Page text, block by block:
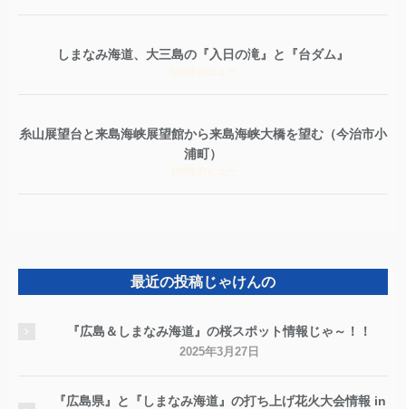
しまなみ海道、大三島の『入日の滝』と『台ダム』
糸山展望台と来島海峡展望館から来島海峡大橋を望む（今治市小
浦町）
最近の投稿じゃけんの
『広島＆しまなみ海道』の桜スポット情報じゃ～！！
2025年3月27日
『広島県』と『しまなみ海道』の打ち上げ花火大会情報 in